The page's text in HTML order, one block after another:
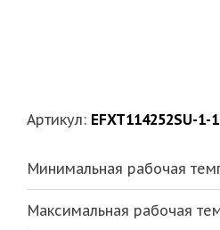
Артикул: EFXT114252SU-1-
Минимальная рабочая
Максимальная рабочая